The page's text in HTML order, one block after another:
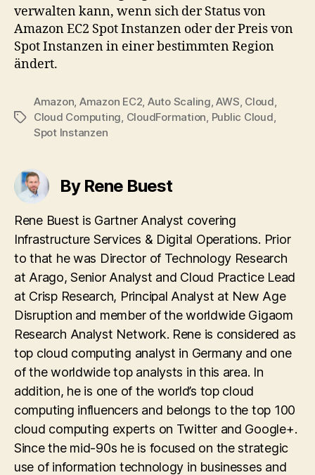
verwalten kann, wenn sich der Status von
Amazon EC2 Spot Instanzen oder der Preis von
Spot Instanzen in einer bestimmten Region
ändert.
Tags
Amazon, Amazon EC2, Auto Scaling,AWS, Cloud,
Cloud Computing, CloudFormation, Public Cloud,
Spot Instanzen
By Rene Buest
Rene Buest is Gartner Analyst covering
Infrastructure Services & Digital Operations. Prior
to that he was Director of Technology Research
at Arago, Senior Analyst and Cloud Practice Lead
at Crisp Research, Principal Analyst at New Age
Disruption and member of the worldwide Gigaom
Research Analyst Network. Rene is considered as
top cloud computing analyst in Germany and one
of the worldwide top analysts in this area. In
addition, he is one of the world’s top cloud
computing influencers and belongs to the top 100
cloud computing experts on Twitter and Google+.
Since the mid-90s he is focused on the strategic
use of information technology in businesses and